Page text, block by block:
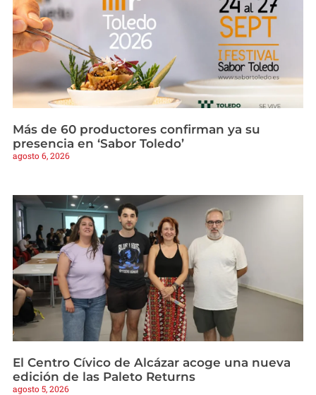
Más de 60 productores confirman ya su
presencia en ‘Sabor Toledo’
agosto 6, 2026
El Centro Cívico de Alcázar acoge una nueva
edición de las Paleto Returns
agosto 5, 2026